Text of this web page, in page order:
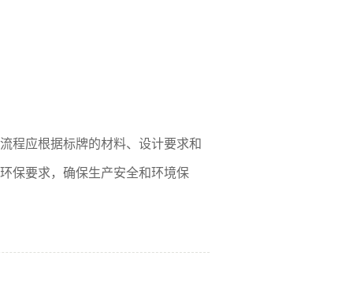
应根据标牌的材料、设计要求和
保要求，确保生产安全和环境保